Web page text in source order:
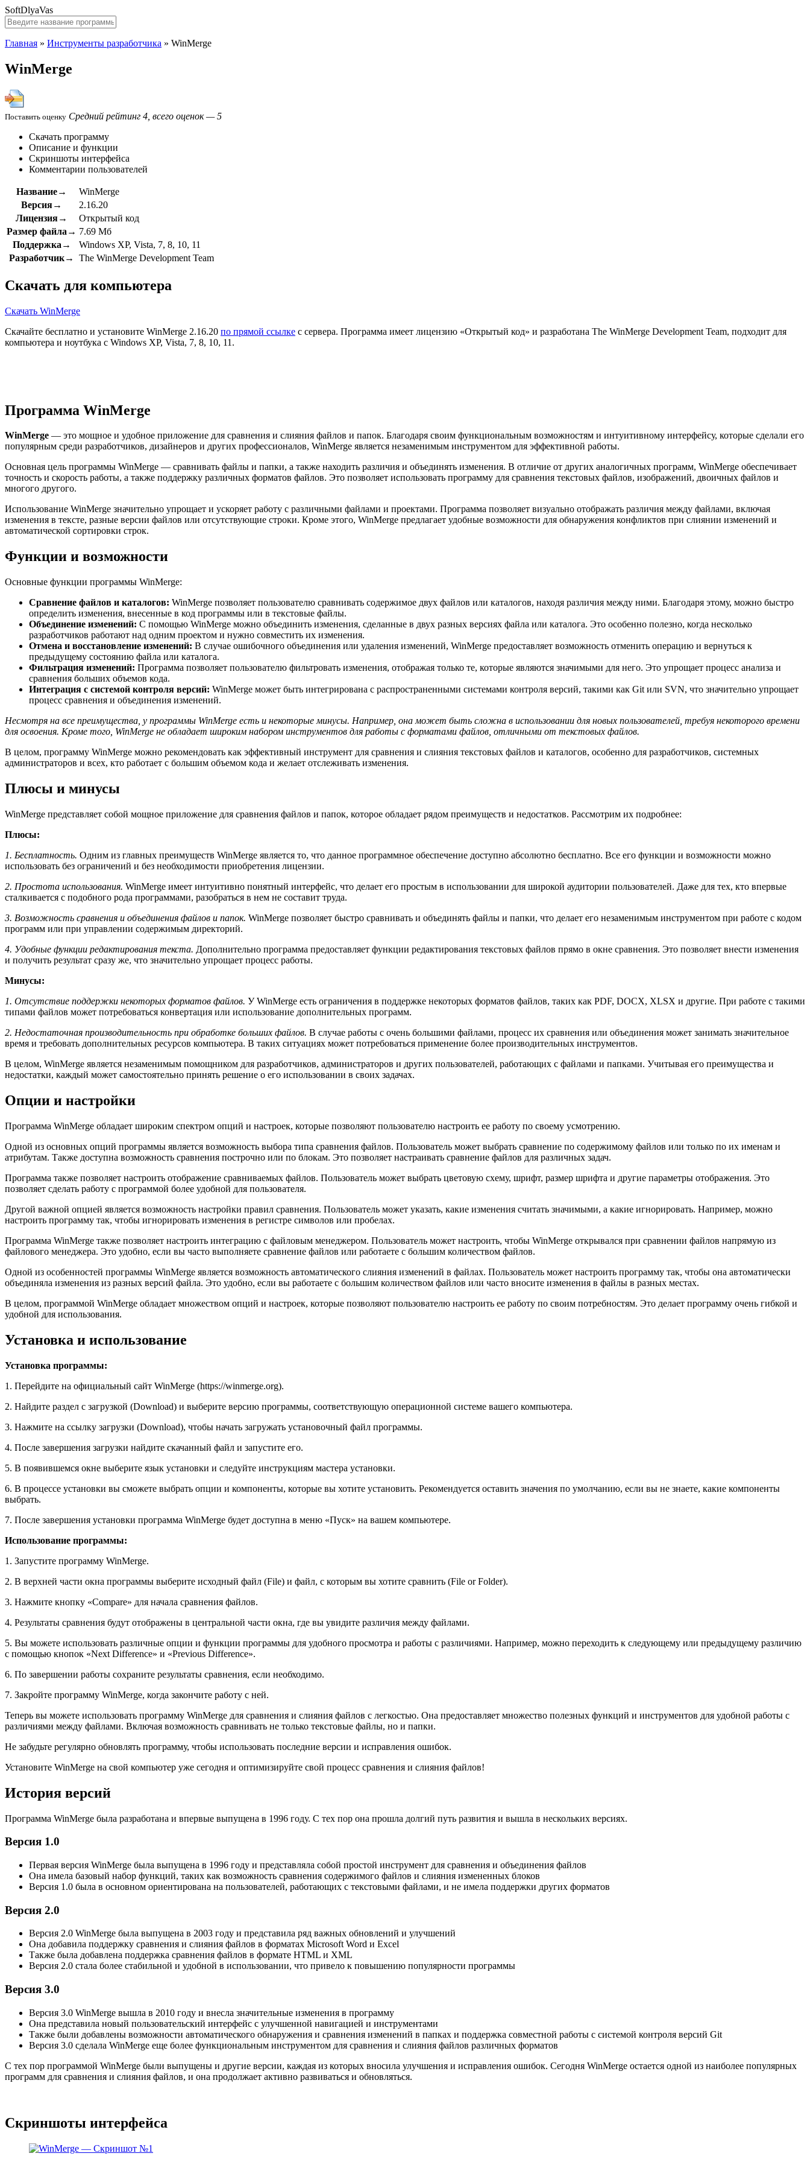
SoftDlyaVas
Главная » Инструменты разработчика » WinMerge
WinMerge
Поставить оценку Средний рейтинг 4, всего оценок — 5
Скачать программу
Описание и функции
Скриншоты интерфейса
Комментарии пользователей
Название→
WinMerge
Версия→
2.16.20
Лицензия→
Открытый код
Размер файла→ 7.69 Мб
Поддержка→
Windows XP, Vista, 7, 8, 10, 11
Разработчик→
The WinMerge Development Team
Скачать для компьютера
Скачать WinMerge
Скачайте бесплатно и установите WinMerge 2.16.20 по прямой ссылке с сервера. Программа имеет лицензию «Открытый код» и разработана The WinMerge Development Team, подходит для
компьютера и ноутбука с Windows XP, Vista, 7, 8, 10, 11.
Программа WinMerge
WinMerge — это мощное и удобное приложение для сравнения и слияния файлов и папок. Благодаря своим функциональным возможностям и интуитивному интерфейсу, которые сделали его
популярным среди разработчиков, дизайнеров и других профессионалов, WinMerge является незаменимым инструментом для эффективной работы.
Основная цель программы WinMerge — сравнивать файлы и папки, а также находить различия и объединять изменения. В отличие от других аналогичных программ, WinMerge обеспечивает
точность и скорость работы, а также поддержку различных форматов файлов. Это позволяет использовать программу для сравнения текстовых файлов, изображений, двоичных файлов и
многого другого.
Использование WinMerge значительно упрощает и ускоряет работу с различными файлами и проектами. Программа позволяет визуально отображать различия между файлами, включая
изменения в тексте, разные версии файлов или отсутствующие строки. Кроме этого, WinMerge предлагает удобные возможности для обнаружения конфликтов при слиянии изменений и
автоматической сортировки строк.
Функции и возможности
Основные функции программы WinMerge:
Сравнение файлов и каталогов: WinMerge позволяет пользователю сравнивать содержимое двух файлов или каталогов, находя различия между ними. Благодаря этому, можно быстро
определить изменения, внесенные в код программы или в текстовые файлы.
Объединение изменений: С помощью WinMerge можно объединить изменения, сделанные в двух разных версиях файла или каталога. Это особенно полезно, когда несколько
разработчиков работают над одним проектом и нужно совместить их изменения.
Отмена и восстановление изменений: В случае ошибочного объединения или удаления изменений, WinMerge предоставляет возможность отменить операцию и вернуться к
предыдущему состоянию файла или каталога.
Фильтрация изменений: Программа позволяет пользователю фильтровать изменения, отображая только те, которые являются значимыми для него. Это упрощает процесс анализа и
сравнения больших объемов кода.
Интеграция с системой контроля версий: WinMerge может быть интегрирована с распространенными системами контроля версий, такими как Git или SVN, что значительно упрощает
процесс сравнения и объединения изменений.
Несмотря на все преимущества, у программы WinMerge есть и некоторые минусы. Например, она может быть сложна в использовании для новых пользователей, требуя некоторого времени
для освоения. Кроме того, WinMerge не обладает широким набором инструментов для работы с форматами файлов, отличными от текстовых файлов.
В целом, программу WinMerge можно рекомендовать как эффективный инструмент для сравнения и слияния текстовых файлов и каталогов, особенно для разработчиков, системных
администраторов и всех, кто работает с большим объемом кода и желает отслеживать изменения.
Плюсы и минусы
WinMerge представляет собой мощное приложение для сравнения файлов и папок, которое обладает рядом преимуществ и недостатков. Рассмотрим их подробнее:
Плюсы:
1. Бесплатность. Одним из главных преимуществ WinMerge является то, что данное программное обеспечение доступно абсолютно бесплатно. Все его функции и возможности можно
использовать без ограничений и без необходимости приобретения лицензии.
2. Простота использования. WinMerge имеет интуитивно понятный интерфейс, что делает его простым в использовании для широкой аудитории пользователей. Даже для тех, кто впервые
сталкивается с подобного рода программами, разобраться в нем не составит труда.
3. Возможность сравнения и объединения файлов и папок. WinMerge позволяет быстро сравнивать и объединять файлы и папки, что делает его незаменимым инструментом при работе с кодом
программ или при управлении содержимым директорий.
4. Удобные функции редактирования текста. Дополнительно программа предоставляет функции редактирования текстовых файлов прямо в окне сравнения. Это позволяет внести изменения
и получить результат сразу же, что значительно упрощает процесс работы.
Минусы:
1. Отсутствие поддержки некоторых форматов файлов. У WinMerge есть ограничения в поддержке некоторых форматов файлов, таких как PDF, DOCX, XLSX и другие. При работе с такими
типами файлов может потребоваться конвертация или использование дополнительных программ.
2. Недостаточная производительность при обработке больших файлов. В случае работы с очень большими файлами, процесс их сравнения или объединения может занимать значительное
время и требовать дополнительных ресурсов компьютера. В таких ситуациях может потребоваться применение более производительных инструментов.
В целом, WinMerge является незаменимым помощником для разработчиков, администраторов и других пользователей, работающих с файлами и папками. Учитывая его преимущества и
недостатки, каждый может самостоятельно принять решение о его использовании в своих задачах.
Опции и настройки
Программа WinMerge обладает широким спектром опций и настроек, которые позволяют пользователю настроить ее работу по своему усмотрению.
Одной из основных опций программы является возможность выбора типа сравнения файлов. Пользователь может выбрать сравнение по содержимому файлов или только по их именам и
атрибутам. Также доступна возможность сравнения построчно или по блокам. Это позволяет настраивать сравнение файлов для различных задач.
Программа также позволяет настроить отображение сравниваемых файлов. Пользователь может выбрать цветовую схему, шрифт, размер шрифта и другие параметры отображения. Это
позволяет сделать работу с программой более удобной для пользователя.
Другой важной опцией является возможность настройки правил сравнения. Пользователь может указать, какие изменения считать значимыми, а какие игнорировать. Например, можно
настроить программу так, чтобы игнорировать изменения в регистре символов или пробелах.
Программа WinMerge также позволяет настроить интеграцию с файловым менеджером. Пользователь может настроить, чтобы WinMerge открывался при сравнении файлов напрямую из
файлового менеджера. Это удобно, если вы часто выполняете сравнение файлов или работаете с большим количеством файлов.
Одной из особенностей программы WinMerge является возможность автоматического слияния изменений в файлах. Пользователь может настроить программу так, чтобы она автоматически
объединяла изменения из разных версий файла. Это удобно, если вы работаете с большим количеством файлов или часто вносите изменения в файлы в разных местах.
В целом, программой WinMerge обладает множеством опций и настроек, которые позволяют пользователю настроить ее работу по своим потребностям. Это делает программу очень гибкой и
удобной для использования.
Установка и использование
Установка программы:
1. Перейдите на официальный сайт WinMerge (https://winmerge.org).
2. Найдите раздел с загрузкой (Download) и выберите версию программы, соответствующую операционной системе вашего компьютера.
3. Нажмите на ссылку загрузки (Download), чтобы начать загружать установочный файл программы.
4. После завершения загрузки найдите скачанный файл и запустите его.
5. В появившемся окне выберите язык установки и следуйте инструкциям мастера установки.
6. В процессе установки вы сможете выбрать опции и компоненты, которые вы хотите установить. Рекомендуется оставить значения по умолчанию, если вы не знаете, какие компоненты
выбрать.
7. После завершения установки программа WinMerge будет доступна в меню «Пуск» на вашем компьютере.
Использование программы:
1. Запустите программу WinMerge.
2. В верхней части окна программы выберите исходный файл (File) и файл, с которым вы хотите сравнить (File or Folder).
3. Нажмите кнопку «Compare» для начала сравнения файлов.
4. Результаты сравнения будут отображены в центральной части окна, где вы увидите различия между файлами.
5. Вы можете использовать различные опции и функции программы для удобного просмотра и работы с различиями. Например, можно переходить к следующему или предыдущему различию
с помощью кнопок «Next Difference» и «Previous Difference».
6. По завершении работы сохраните результаты сравнения, если необходимо.
7. Закройте программу WinMerge, когда закончите работу с ней.
Теперь вы можете использовать программу WinMerge для сравнения и слияния файлов с легкостью. Она предоставляет множество полезных функций и инструментов для удобной работы с
различиями между файлами. Включая возможность сравнивать не только текстовые файлы, но и папки.
Не забудьте регулярно обновлять программу, чтобы использовать последние версии и исправления ошибок.
Установите WinMerge на свой компьютер уже сегодня и оптимизируйте свой процесс сравнения и слияния файлов!
История версий
Программа WinMerge была разработана и впервые выпущена в 1996 году. С тех пор она прошла долгий путь развития и вышла в нескольких версиях.
Версия 1.0
Первая версия WinMerge была выпущена в 1996 году и представляла собой простой инструмент для сравнения и объединения файлов
Она имела базовый набор функций, таких как возможность сравнения содержимого файлов и слияния измененных блоков
Версия 1.0 была в основном ориентирована на пользователей, работающих с текстовыми файлами, и не имела поддержки других форматов
Версия 2.0
Версия 2.0 WinMerge была выпущена в 2003 году и представила ряд важных обновлений и улучшений
Она добавила поддержку сравнения и слияния файлов в форматах Microsoft Word и Excel
Также была добавлена поддержка сравнения файлов в формате HTML и XML
Версия 2.0 стала более стабильной и удобной в использовании, что привело к повышению популярности программы
Версия 3.0
Версия 3.0 WinMerge вышла в 2010 году и внесла значительные изменения в программу
Она представила новый пользовательский интерфейс с улучшенной навигацией и инструментами
Также были добавлены возможности автоматического обнаружения и сравнения изменений в папках и поддержка совместной работы с системой контроля версий Git
Версия 3.0 сделала WinMerge еще более функциональным инструментом для сравнения и слияния файлов различных форматов
С тех пор программой WinMerge были выпущены и другие версии, каждая из которых вносила улучшения и исправления ошибок. Сегодня WinMerge остается одной из наиболее популярных
программ для сравнения и слияния файлов, и она продолжает активно развиваться и обновляться.
Скриншоты интерфейса